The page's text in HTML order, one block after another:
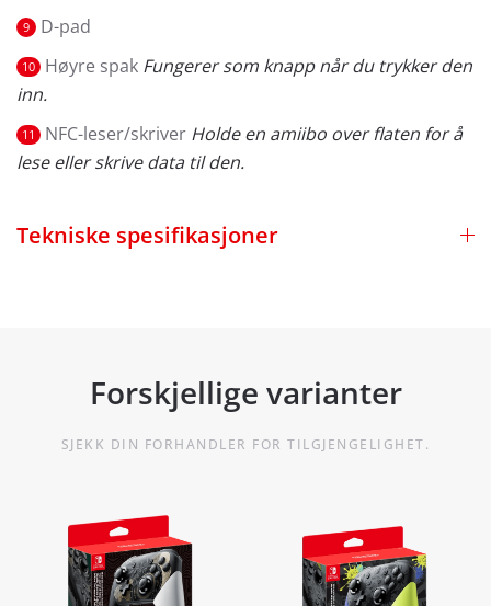
9 D-pad
10 Høyre spak Fungerer som knapp når du trykker den
inn.
11 NFC-leser/skriver Holde en amiibo over flaten for å
lese eller skrive data til den.
Tekniske spesifikasjoner
Forskjellige varianter
SJEKK DIN FORHANDLER FOR TILGJENGELIGHET.